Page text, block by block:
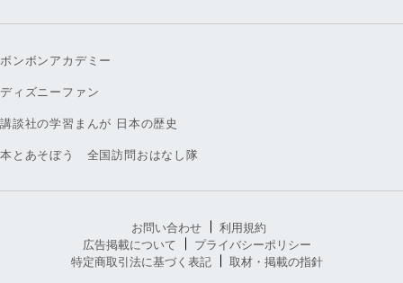
ボンボンアカデミー
ディズニーファン
講談社の学習まんが 日本の歴史
本とあそぼう 全国訪問おはなし隊
お問い合わせ
利用規約
広告掲載について
プライバシーポリシー
特定商取引法に基づく表記
取材・掲載の指針